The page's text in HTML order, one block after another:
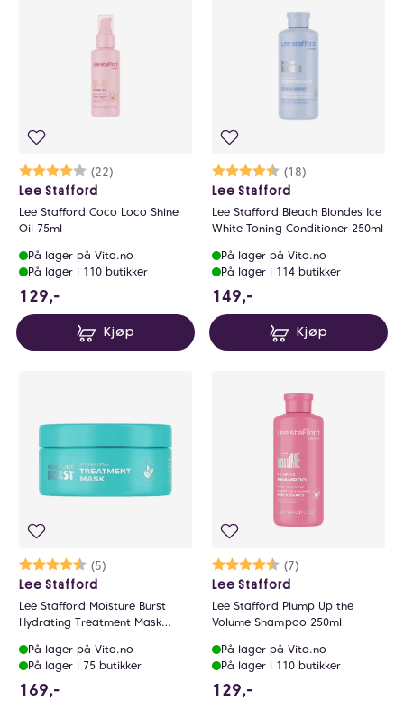
Karakter:
(22)
4.0 av 5 mulige
Lee Stafford
Lee Stafford Coco Loco Shine
Oil 75ml
På lager på Vita.no
På lager i 110 butikker
129,-
Kjøp
Karakter:
(18)
4.6 av 5 mulige
Lee Stafford
Lee Stafford Bleach Blondes Ice
White Toning Conditioner 250ml
På lager på Vita.no
På lager i 114 butikker
149,-
Kjøp
Karakter:
(5)
4.8 av 5 mulige
Lee Stafford
Lee Stafford Moisture Burst
Hydrating Treatment Mask
På lager på Vita.no
På lager i 75 butikker
169,-
Karakter:
(7)
4.9 av 5 mulige
Lee Stafford
Lee Stafford Plump Up the
Volume Shampoo 250ml
På lager på Vita.no
På lager i 110 butikker
129,-